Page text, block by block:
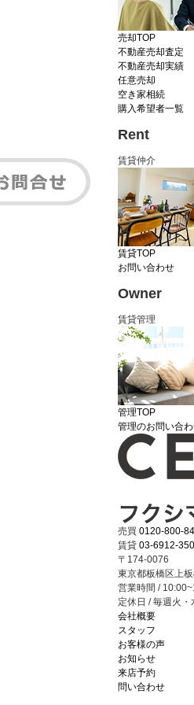
売却TOP
不動産売却査定
不動産売却実績
任意売却
空き家相続
購入希望者一覧
Rent
賃貸仲介
賃貸TOP
お問い合わせ
Owner
賃貸管理
管理TOP
管理のお問い合
売買 0120-800-
賃貸 03-6912-
〒174-0076
東京都板橋区上
営業時間 /
定休日 / 毎週火・
会社概要
スタッフ
お客様の声
お知らせ
来店予約
問い合わせ